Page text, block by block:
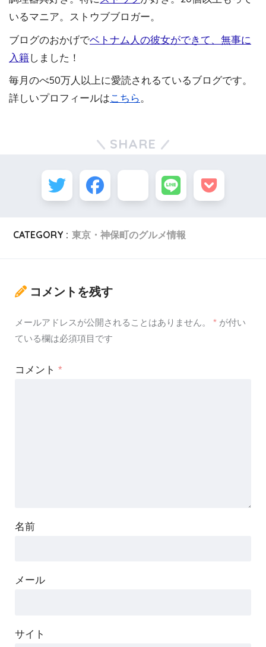
いるマニア。ストウブブロガー。
ブログのおかげでベトナム人の彼女ができて、無事に
入籍しました！
毎月のべ50万人以上に愛読されるているブログです。
詳しいプロフィールはこちら。
SHARE
CATEGORY : 東京・神保町のグルメ情報
コメントを残す
メールアドレスが公開されることはありません。 * が付い
ている欄は必須項目です
コメント*
名前
メール
サイト